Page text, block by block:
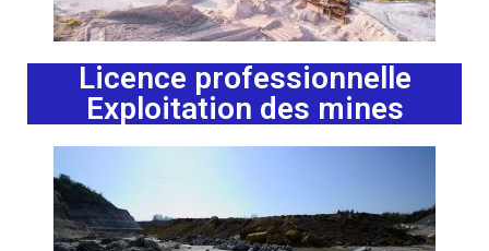
Licence professionnelle
Exploitation des mines